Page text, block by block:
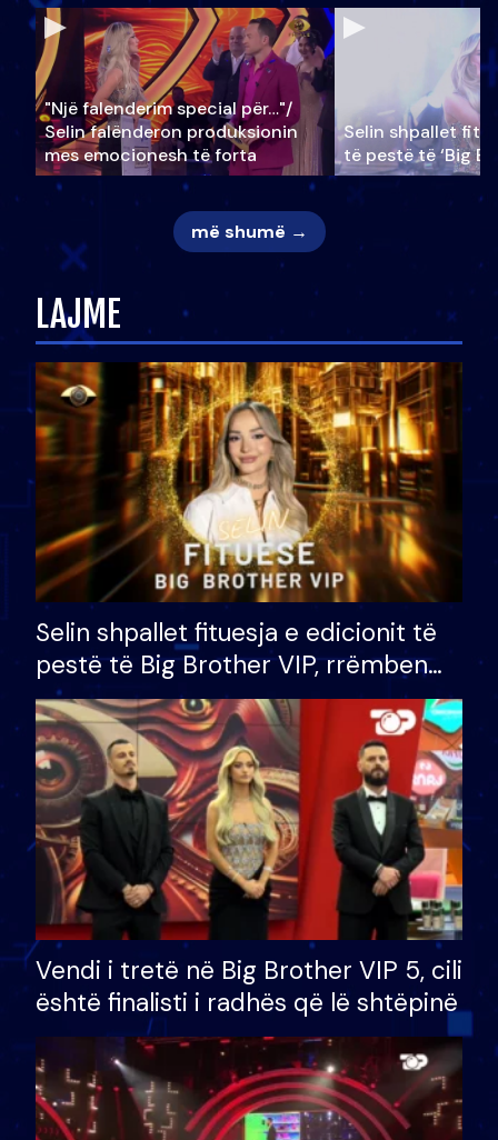
"Një falenderim special për…"/
Selin falënderon produksionin
mes emocionesh të forta
Selin shpallet
të pestë të ‘Big
më shumë →
LAJME
Selin shpallet fituesja e edicionit të
pestë të Big Brother VIP, rrëmben
çmimin e madh prej 100 mijë eurosh
Vendi i tretë në Big Brother VIP 5, cili
është finalisti i radhës që lë shtëpinë